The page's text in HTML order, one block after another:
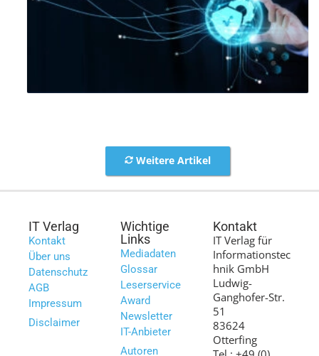
Weitere Artikel
IT Verlag
Kontakt
Über uns
Datenschutz
AGB
Impressum
Disclaimer
Wichtige
Links
Mediadaten
Glossar
Leserservice
Award
Newsletter
IT-Anbieter
Autoren
Kontakt
IT Verlag für
Informationstec
hnik GmbH
Ludwig-
Ganghofer-Str.
51
83624
Otterfing